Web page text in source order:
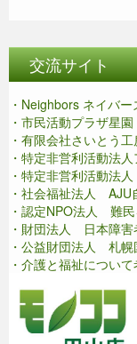
交流サイト
・Neighbors ネイバー
・市民活動プラザ星園
・有限会社さいとう工
・特定非営利活動法
・特定非営利活動法
・社会福祉法人 AJU
・認定NPO法人 難
・財団法人 日本障害
・公益財団法人 札幌
・介護と福祉につい